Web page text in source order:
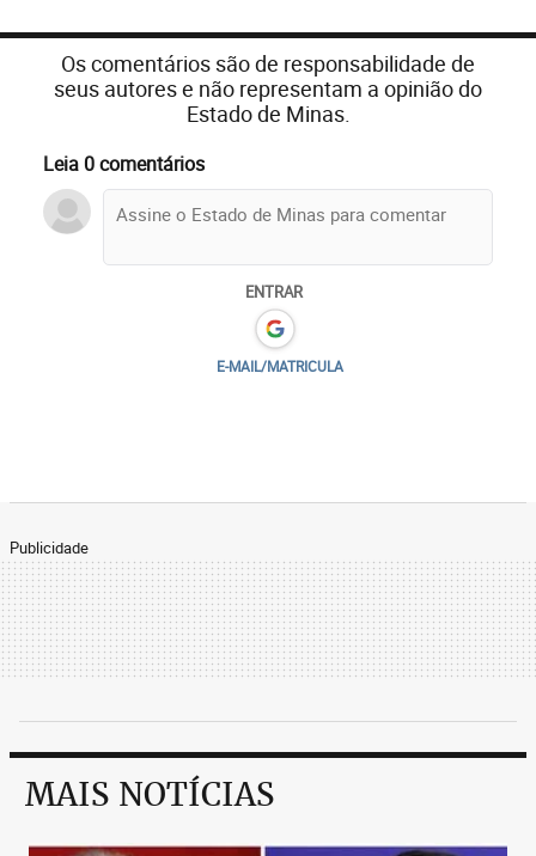
Os comentários são de responsabilidade de
seus autores e não representam a opinião do
Estado de Minas.
Leia 0 comentários
ENTRAR
E-MAIL/MATRICULA
Publicidade
MAIS NOTÍCIAS